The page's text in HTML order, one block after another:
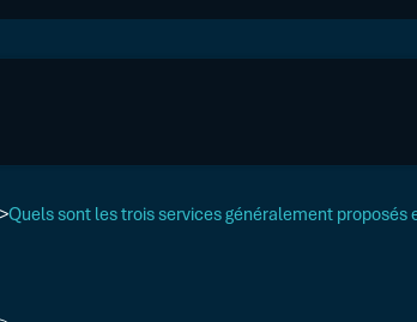
Quels sont les trois services généralement proposés